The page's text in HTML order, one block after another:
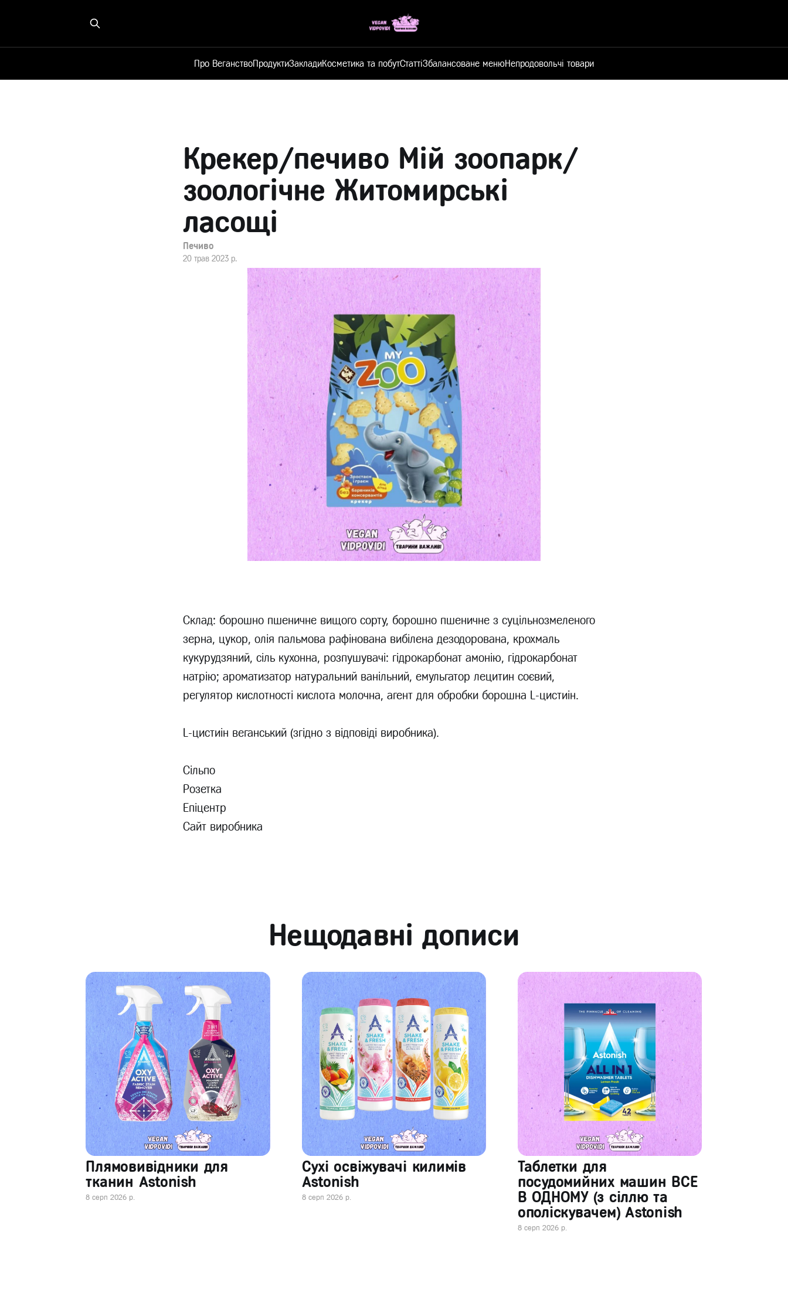
Про ВеганствоПродуктиЗакладиКосметика та побутСтаттіЗбалансоване менюНепродовольчі товари
Крекер/печиво Мій зоопарк/
зоологічне Житомирські
ласощі
Печиво
20 трав 2023 р.
Склад: борошно пшеничне вищого сорту, борошно пшеничне з суцільнозмеленого
зерна, цукор, олія пальмова рафінована вибілена дезодорована, крохмаль
кукурудзяний, сіль кухонна, розпушувачі: гідрокарбонат амонію, гідрокарбонат
натрію; ароматизатор натуральний ванільний, емульгатор лецитин соєвий,
регулятор кислотності кислота молочна, агент для обробки борошна L-цистиін.
L-цистиін веганський (згідно з відповіді виробника).
Сільпо
Розетка
Епіцентр
Сайт виробника
Нещодавні дописи
Плямовивідники для
тканин Astonish
8 серп 2026 р.
Сухі освіжувачі килимів
Astonish
8 серп 2026 р.
Таблетки для
посудомийних машин ВСЕ
В ОДНОМУ (з сіллю та
ополіскувачем) Astonish
8 серп 2026 р.